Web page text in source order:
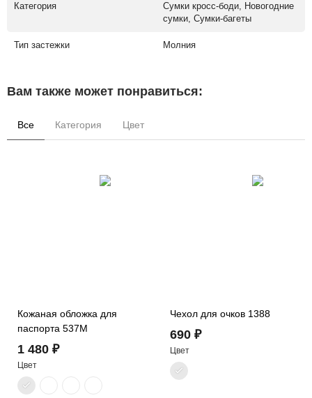
Категория
Сумки кросс-боди, Новогодние
сумки, Сумки-багеты
Тип застежки Молния
Вам также может понравиться:
Все Категория Цвет
Кожаная обложка для
паспорта 537M
1 480 ₽
Цвет
Чехол для очков 1388
690 ₽
Цвет